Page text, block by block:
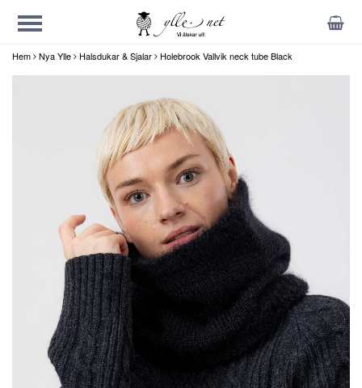
Hem Nya Ylle Halsdukar & Sjalar Holebrook Vallvik neck tube Black